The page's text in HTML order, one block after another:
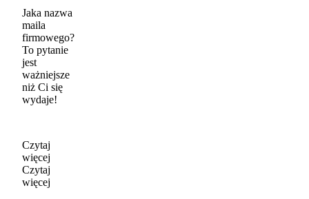
Jaka nazwa
maila
firmowego?
To pytanie
jest
ważniejsze
niż Ci się
wydaje!
Czytaj
więcej
Czytaj
więcej